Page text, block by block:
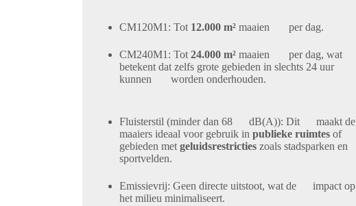
CM120M1 : Tot 12.000 m²maaien per dag.
CM240M1 : Tot 24.000 m²maaien per dag, wat
betekent dat zelfs grote gebieden in slechts 24 uur
kunnen worden onderhouden.
Fluisterstil (minder dan 68 dB(A)): Dit maakt de
maaiers ideaal voor gebruik in publieke ruimtesof
gebieden met geluidsrestrictieszoals stadsparken en
sportvelden.
Emissievrij: Geen directe uitstoot, wat de impact op
het milieu minimaliseert.